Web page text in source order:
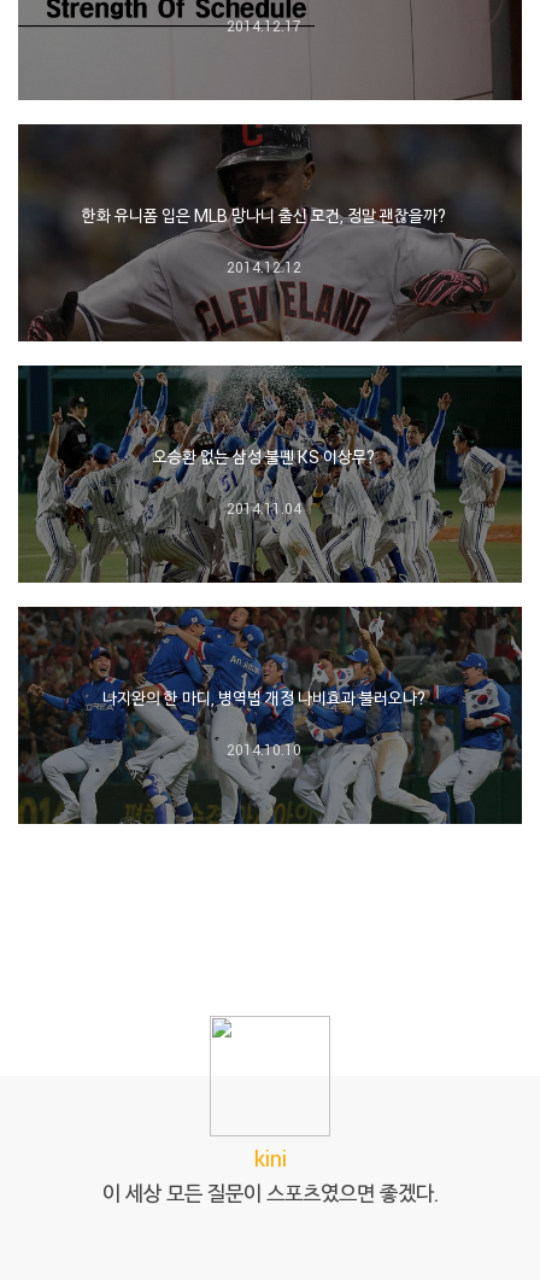
2014.12.17
한화 유니폼 입은 MLB 망나니 출신 모건, 정말 괜찮을까?
2014.12.12
오승환 없는 삼성 불펜 KS 이상무?
2014.11.04
나지완의 한 마디, 병역법 개정 나비효과 불러오나?
2014.10.10
kini
이 세상 모든 질문이 스포츠였으면 좋겠다.